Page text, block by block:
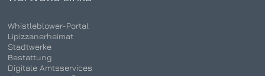
Whistleblower-Portal
Lipizzanerheimat
Stadtwerke
Bestattung
Digitale Amtsservices